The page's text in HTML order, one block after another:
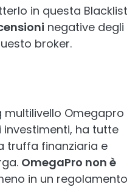
in questa Blacklist
negative degli
broker.
multilivello Omegapro
ha tutte
truffa finanziaria e
OmegaPro non è
in un regolamento